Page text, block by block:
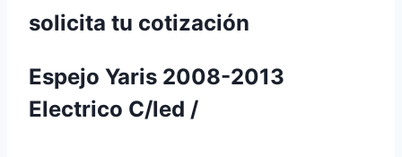
solicita tu cotización
Espejo Yaris 2008-2013
Electrico C/led /